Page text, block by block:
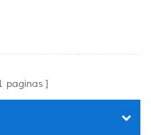
paginas